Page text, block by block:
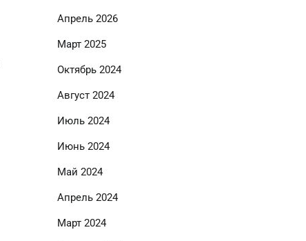
Апрель 2026
Март 2025
Октябрь 2024
Август 2024
Июль 2024
Июнь 2024
Май 2024
Апрель 2024
Март 2024